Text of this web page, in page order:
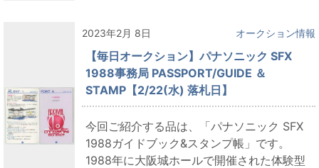
2023年2月 8日 オークション情報
【毎日オークション】パナソニック SFX
1988事務局 PASSPORT/GUIDE ＆
STAMP【2/22(水) 落札日】
今回ご紹介する品は、「パナソニック SFX
1988ガイドブック&スタンプ帳」です。
1988年に大阪城ホールで開催された体験型